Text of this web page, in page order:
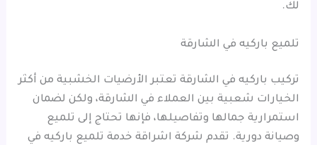
لك.
تلميع باركيه في الشارقة
تركيب باركيه في الشارقة تعتبر الأرضيات الخشبية من أكثر
الخيارات شعبية بين العملاء في الشارقة، ولكن لضمان
استمرارية جمالها وتفاصيلها، فإنها تحتاج إلى تلميع
وصيانة دورية. تقدم شركة اشراقة خدمة تلميع باركيه في